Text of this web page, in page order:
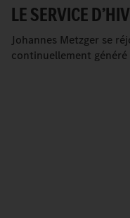
LE SERVICE
Johannes Metzger se
continuellement généré